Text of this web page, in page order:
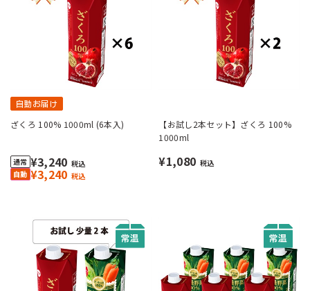
自動お届け
ざくろ 100% 1000ml (6本入)
¥3,240 税込
¥3,240 税込
【お試し2本セット】ざくろ 100%
1000ml
¥1,080 税込